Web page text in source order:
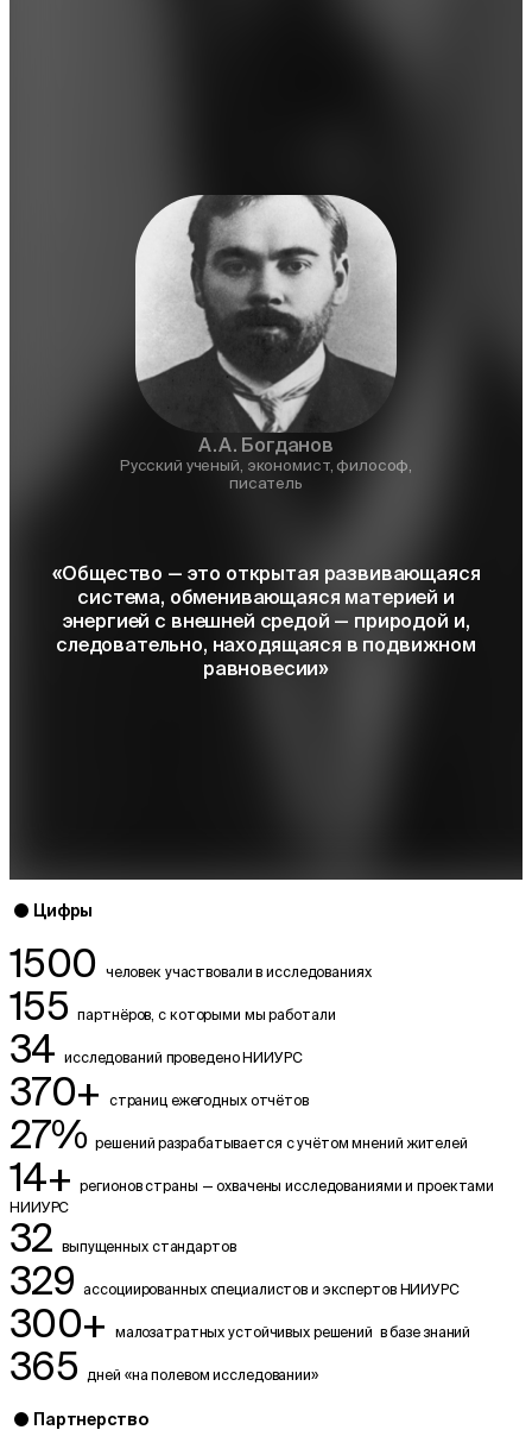
А.А. Богданов
Русский ученый, экономист, философ,
писатель
«Общество — это открытая развивающаяся
система, обменивающаяся материей и
энергией с внешней средой — природой и,
следовательно, находящаяся в подвижном
равновесии»
Цифры
1500 человек участвовали в исследованиях
155партнёров, с которыми мы работали
34исследований проведено НИИУРС
370+ страниц ежегодных отчётов
27%решений разрабатывается с учётом мнений жителей
14+регионов страны — охвачены исследованиями и проектами
НИИУРС
32выпущенных стандартов
329ассоциированных специалистов и экспертов НИИУРС
300+ малозатратных устойчивых решений в базе знаний
365 дней «на полевом исследовании»
Партнерство